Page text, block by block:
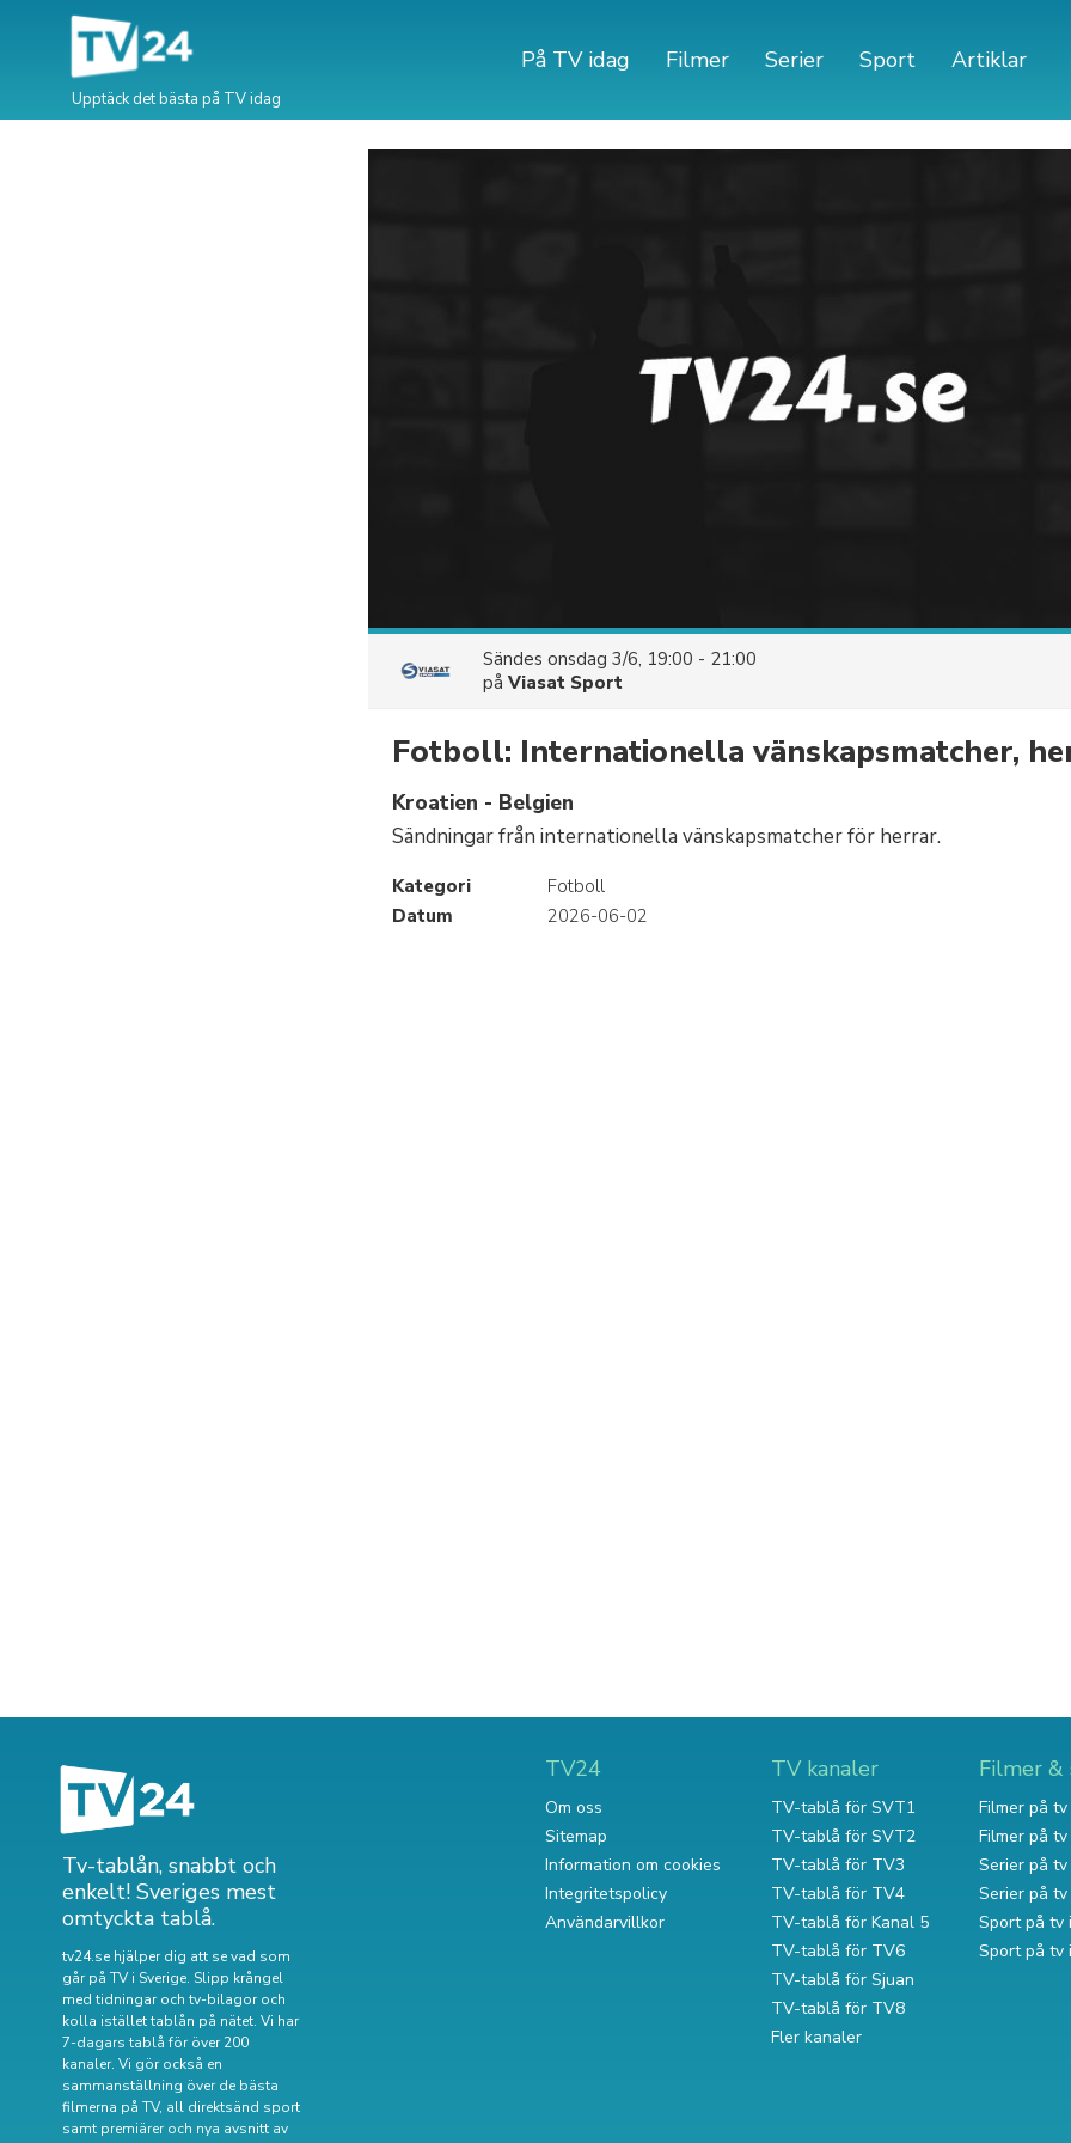
Upptäck det bästa på TV idag
På TV idag Filmer Serier Sport Artiklar
Sändes onsdag 3/6, 19:00 - 21:00
på Viasat Sport
Fotboll: Internationella vänskapsmatcher,
Kroatien - Belgien
Sändningar från internationella vänskapsmatcher för herrar.
Kategori
Fotboll
Datum
2026-06-02
Tv-tablån, snabbt och
enkelt! Sveriges mest
omtyckta tablå.
tv24.se hjälper dig att se vad som
går på TV i Sverige. Slipp krångel
med tidningar och tv-bilagor och
kolla istället tablån på nätet. Vi har
7-dagars tablå för över 200
kanaler. Vi gör också en
sammanställning överde bästa
filmerna på TV, all direktsänd sport
samt premiärer och nya avsnitt av
TV24
Om oss
Sitemap
Information om cookies
Integritetspolicy
Användarvillkor
TV kanaler
TV-tablå för SVT1
TV-tablå för SVT2
TV-tablå för TV3
TV-tablå för TV4
TV-tablå för Kanal 5
TV-tablå för TV6
TV-tablå för Sjuan
TV-tablå för TV8
Fler kanaler
Filmer &
Filmer på
Filmer på
Serier på
Serier på
Sport på tv
Sport på tv